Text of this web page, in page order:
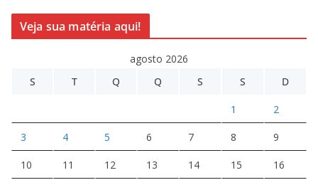
Veja sua matéria aqui!
agosto 2026
S
T Q Q S S D
1 2
3 4 5 6 7 8 9
10 11 12 13 14 15 16